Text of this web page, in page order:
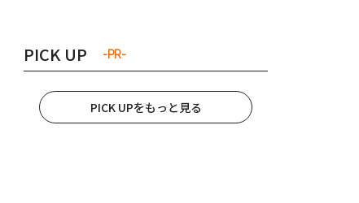
PICK UP -PR-
PICK UPをもっと見る